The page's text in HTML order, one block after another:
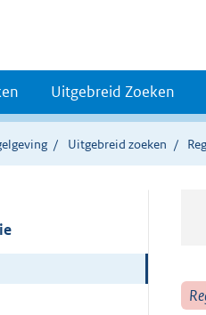
Uitgebreid Zoeken
Uitgebreid zoeken